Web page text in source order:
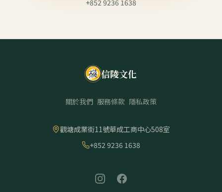
+852 9236 1638
信陵文化
關於我們 服務條款 隱私政策
觀塘成業街11號華成工商中心508室
+852 9236 1638